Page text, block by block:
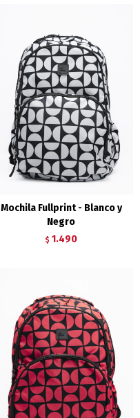
Mochila Fullprint - Blanco y
Negro
$ 1.490